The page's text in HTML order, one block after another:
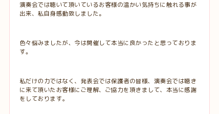
演奏会では聴いて頂いているお客様の温かい気持ちに触れる事が
出来、私自身感動致しました。
色々悩みましたが、今は開催して本当に良かったと思っておりま
す。
私だけの力ではなく、発表会では保護者の皆様、演奏会では聴き
に来て頂いたお客様にご理解、ご協力を頂きまして、本当に感謝
をしております。